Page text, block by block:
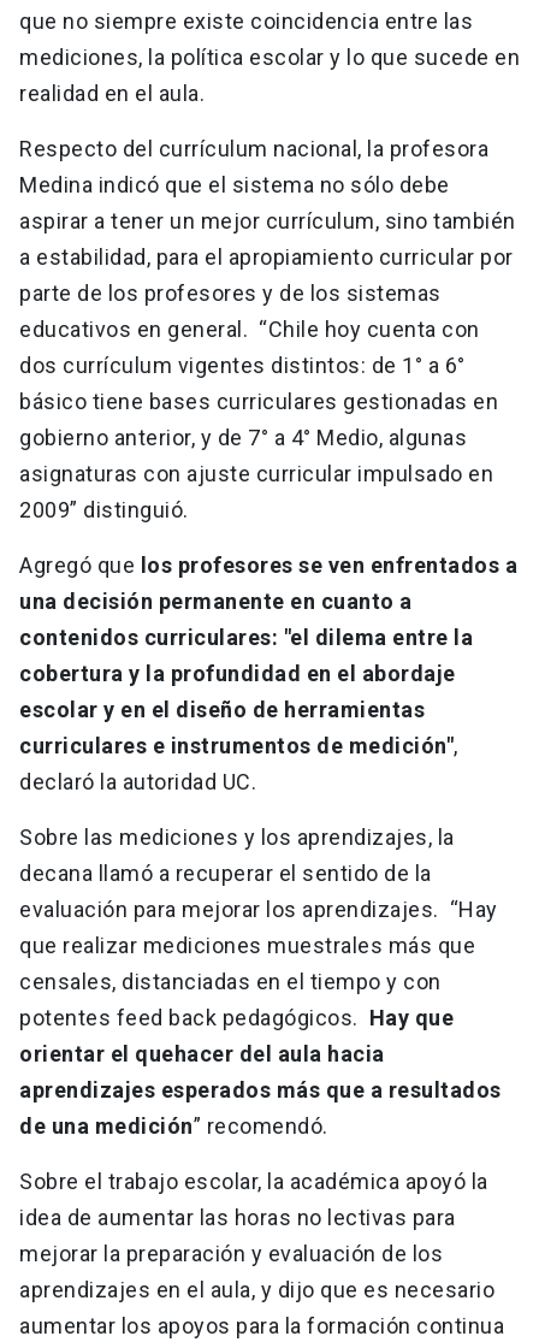
que no siempre existe coincidencia entre las
mediciones, la política escolar y lo que sucede en
realidad en el aula.
Respecto del currículum nacional, la profesora
Medina indicó que el sistema no sólo debe
aspirar a tener un mejor currículum, sino también
a estabilidad, para el apropiamiento curricular por
parte de los profesores y de los sistemas
educativos en general. “Chile hoy cuenta con
dos currículum vigentes distintos: de 1° a 6°
básico tiene bases curriculares gestionadas en
gobierno anterior, y de 7° a 4° Medio, algunas
asignaturas con ajuste curricular impulsado en
2009” distinguió.
Agregó que los profesores se ven enfrentados a
una decisión permanente en cuanto a
contenidos curriculares: "el dilema entre la
cobertura y la profundidad en el abordaje
escolar y en el diseño de herramientas
curriculares e instrumentos de medición",
declaró la autoridad UC.
Sobre las mediciones y los aprendizajes, la
decana llamó a recuperar el sentido de la
evaluación para mejorar los aprendizajes. “Hay
que realizar mediciones muestrales más que
censales, distanciadas en el tiempo y con
potentes feed back pedagógicos. Hay que
orientar el quehacer del aula hacia
aprendizajes esperados más que a resultados
de una medición” recomendó.
Sobre el trabajo escolar, la académica apoyó la
idea de aumentar las horas no lectivas para
mejorar la preparación y evaluación de los
aprendizajes en el aula, y dijo que es necesario
aumentar los apoyos para la formación continua